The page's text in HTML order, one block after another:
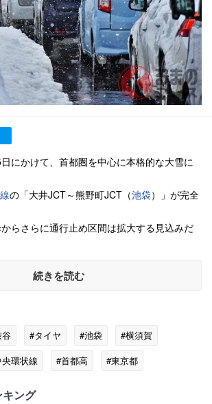
にかけて、首都圏を中心に本格的な大雪に
の「大井JCT～熊野町JCT（池袋）」が完全
らさらに通行止め区間は拡大する見込みだ
続きを読む
#タイヤ #池袋
#横須賀
環状線 #首都高 #東京都
ング